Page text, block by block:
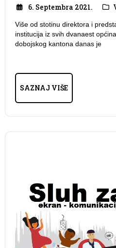
6. Septembra 2021.
Više od stotinu direktora i
institucija iz svih dvanaest
dobojskog kantona danas je
SAZNAJ VIŠE